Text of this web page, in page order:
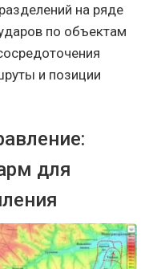
на ряде
по объектам
и позиции
для